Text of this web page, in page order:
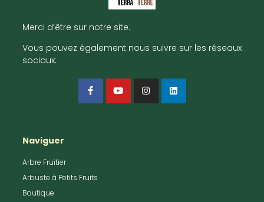
Merci d’être sur notre site.
Vous pouvez également nous suivre sur les réseaux
sociaux:
Naviguer
Arbre Fruitier
Arbuste à Petits Fruits
Boutique